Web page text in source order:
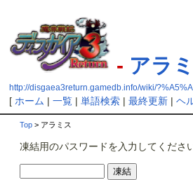
- アラ
http://disgaea3return.gamedb.info/wiki/
[ ホーム |一覧 |単語検索 |最終更新 |ヘ
Top > アラミス
凍結用のパスワードを入力してください